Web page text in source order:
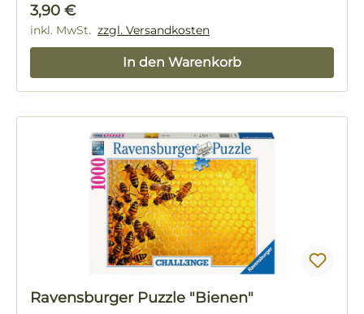
Regulärer Preis:
3,90 €
inkl. MwSt. zzgl. Versandkosten
In den Warenkorb
Ravensburger Puzzle "Bienen"